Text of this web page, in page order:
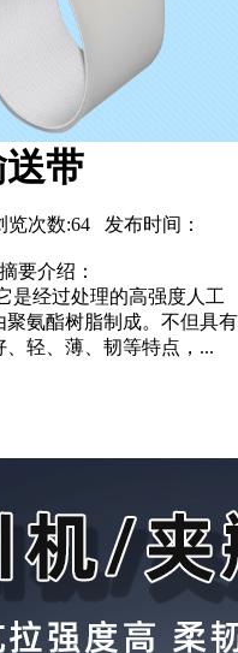
带
次数:64 发布时间：
要介绍：
是经过处理的高强度人工
氨酯树脂制成。不但具有
轻、薄、韧等特点，...